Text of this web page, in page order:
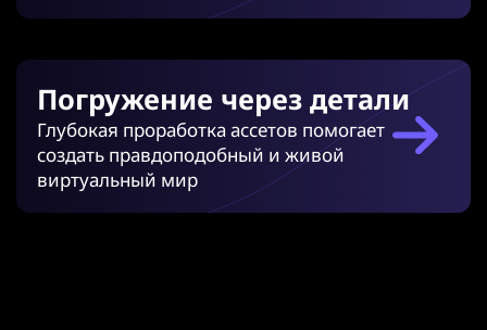
Погружение через детали
Глубокая проработка ассетов помогает
создать правдоподобный и живой
виртуальный мир